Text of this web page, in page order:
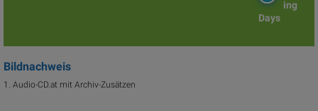
ing
Days
Bildnachweis
1. Audio-CD.at mit Archiv-Zusätzen